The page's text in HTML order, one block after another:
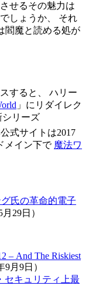
せるその魅力は
しょうか、 それ
閻魔と読める処が
すると、 ハリー
」にリダイレク
シリーズ
式サイトは2017
メイン下で 魔法ワ
氏の革命的電子
月29日）
– And The Riskiest
9月9日）
セキュリティ上最